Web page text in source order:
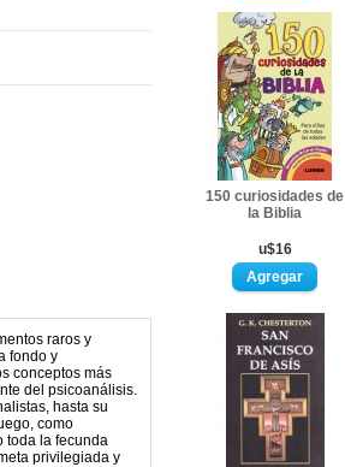
150 curiosidades de
la Biblia
u$16
raros y
fondo y
conceptos más
del psicoanálisis.
hasta su
como
toda la fecunda
privilegiada y